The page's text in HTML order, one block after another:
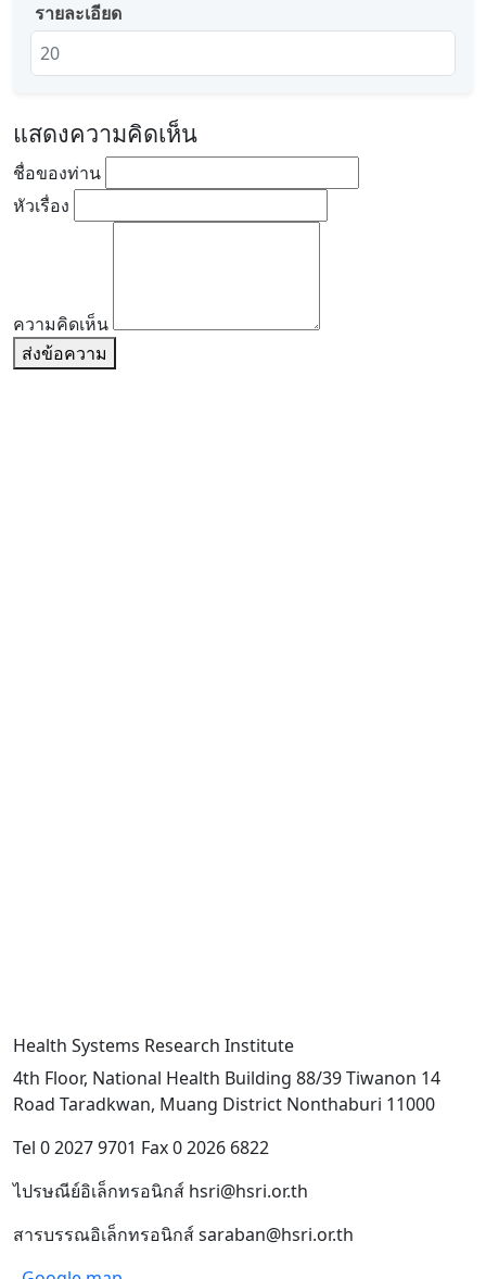
รายละเอียด
20
แสดงความคิดเห็น
ชื่อของท่าน
หัวเรื่อง
ความคิดเห็น
ส่งข้อความ
Health Systems Research Institute
4th Floor, National Health Building 88/39 Tiwanon 14
Road Taradkwan, Muang District Nonthaburi 11000
Tel 0 2027 9701 Fax 0 2026 6822
ไปรษณีย์อิเล็กทรอนิกส์ hsri@hsri.or.th
สารบรรณอิเล็กทรอนิกส์ saraban@hsri.or.th